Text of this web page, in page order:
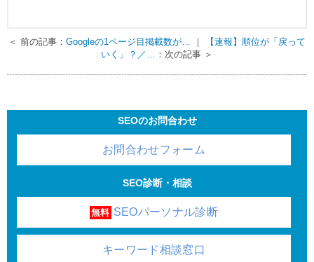
＜ 前の記事： Googleの1ページ目掲載数が… ｜
【速報】順位が「戻って
いく」？／…
：次の記事 ＞
SEOのお問合わせ
お問合わせフォーム
SEO診断・相談
無料 SEOパーソナル診断
キーワード相談窓口